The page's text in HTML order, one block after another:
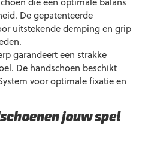
De gepatenteerde
uitstekende demping en grip
garandeert een strakke
De handschoen beschikt
voor optimale fixatie en
jouw spel